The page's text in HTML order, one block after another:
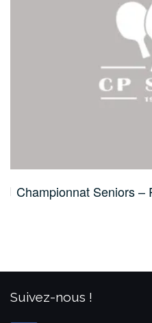
Championnat Seniors
Suivez-nous !